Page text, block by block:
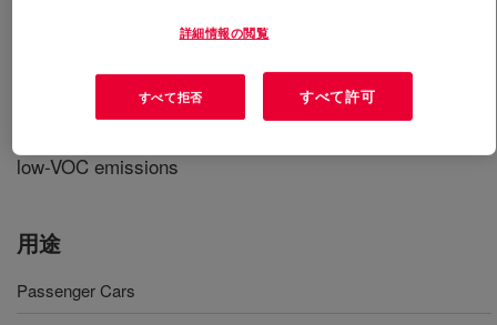
technologies like bitumen pads, epoxies or PVC and
significant reduction in the coating weight to achieve a
similar acoustic damping performance or achieve
low-VOC emissions
用途
Passenger Cars
詳細情報の閲覧
すべて拒否 すべて許可